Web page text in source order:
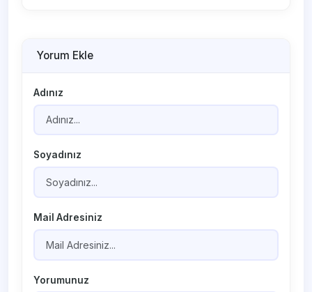
Yorum Ekle
Adınız
Soyadınız
Mail Adresiniz
Yorumunuz